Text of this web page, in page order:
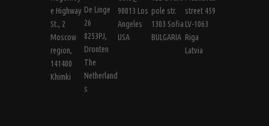
e Highway
St., 2
Moscow
region,
141400
Khimki
De Linge
26
8253PJ,
Dronten
The
Netherland
s
90013 Los
Angeles
USA
pole str.
1303 Sofia
BULGARIA
street 459
LV-1063
Riga
Latvia